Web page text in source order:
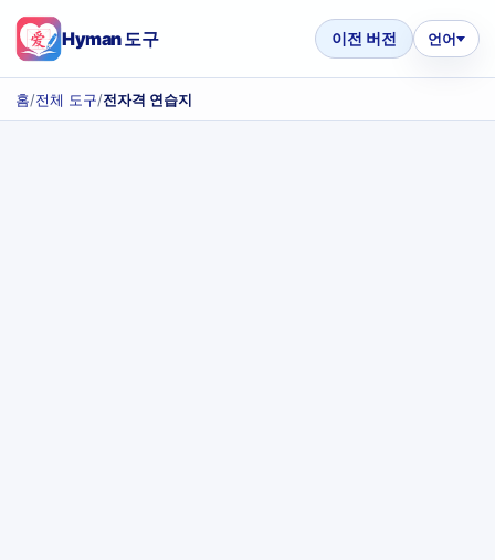
Hyman 도구 이전 버전 언어
홈/전체 도구/전자격 연습지